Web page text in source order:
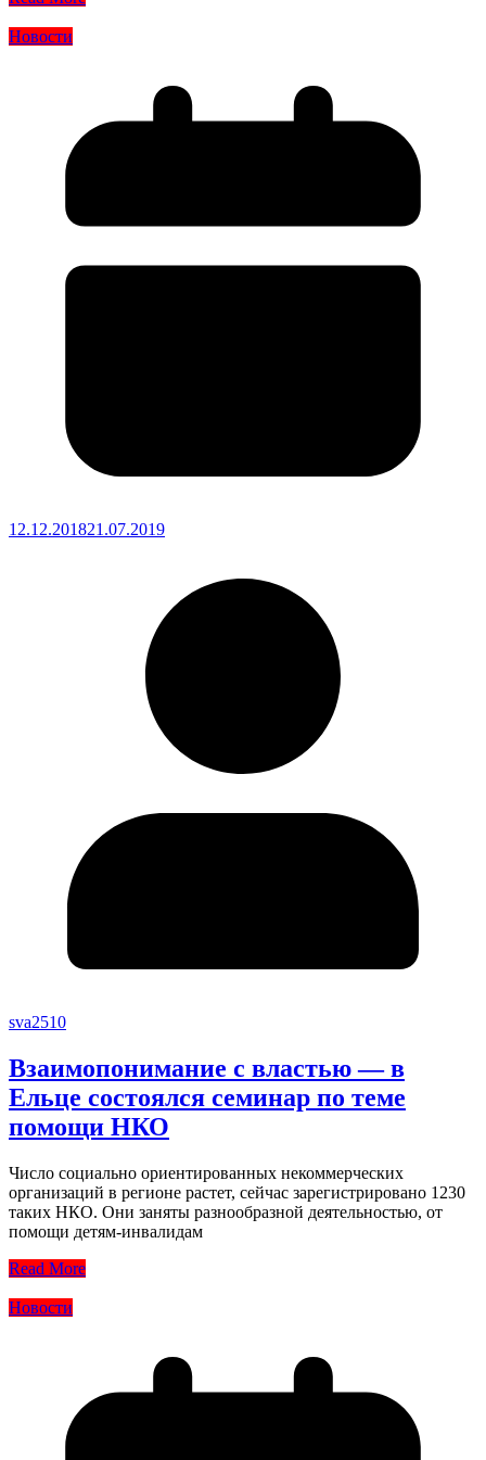
Новости
12.12.201821.07.2019
sva2510
Взаимопонимание с властью — в
Ельце состоялся семинар по теме
помощи НКО
Число социально ориентированных некоммерческих
организаций в регионе растет, сейчас зарегистрировано 1230
таких НКО. Они заняты разнообразной деятельностью, от
помощи детям-инвалидам
Read More
Новости